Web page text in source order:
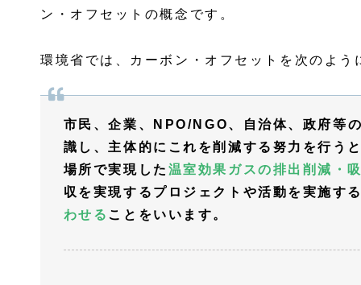
ン・オフセットの概念です。
環境省では、カーボン・オフセットを次のよう
市民、企業、NPO/NGO、自治体、政府等
識し、主体的にこれを削減する努力を行う
場所で実現した 温室効果ガスの排出削減・
収を実現するプロジェクトや活動を実施す
わせる ことをいいます。